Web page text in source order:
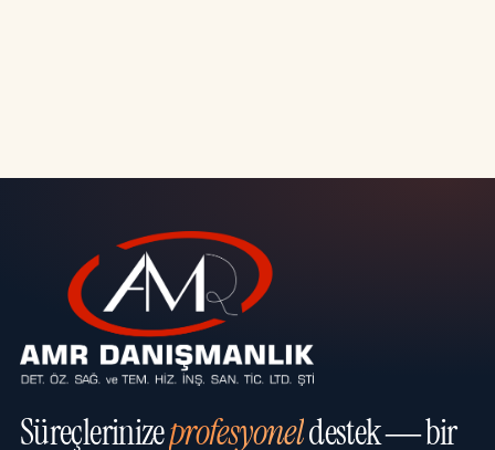
Süreçlerinizeprofesyoneldestek — bir